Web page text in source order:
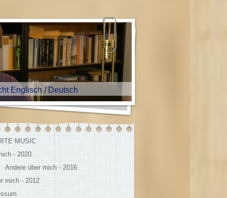
/ Deutsch
MUSIC
- 2020
Andere über mich - 2016
mich - 2012